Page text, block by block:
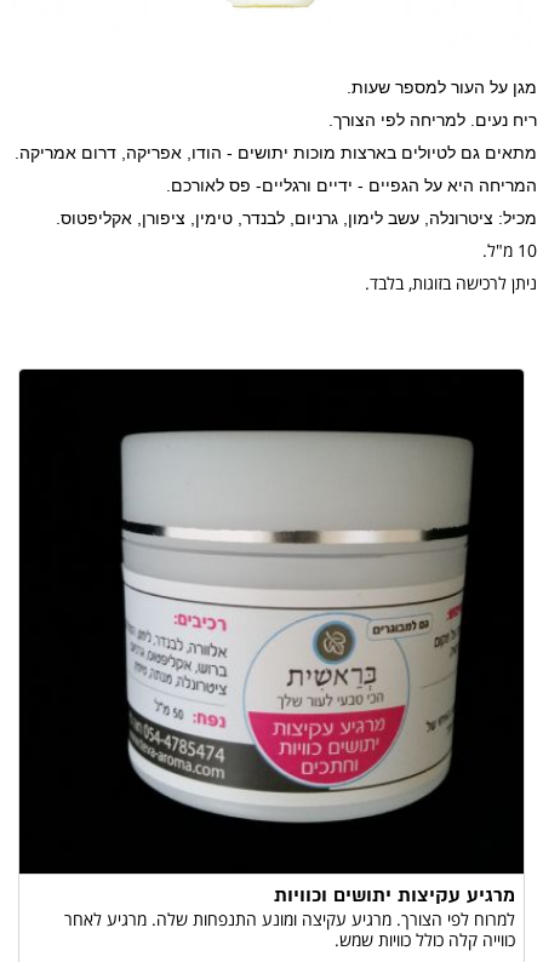
מגן על העור למספר שעות.
ריח נעים. למריחה לפי הצורך.
מתאים גם לטיולים בארצות מוכות יתושים - הודו, אפריקה, דרום אמריקה.
המריחה היא על הגפיים - ידיים ורגליים- פס לאורכם.
מכיל: ציטרונלה, עשב לימון, גרניום, לבנדר, טימין, ציפורן, אקליפטוס.
10 מ"ל.
ניתן לרכישה בזוגות, בלבד.
מרגיע עקיצות יתושים וכוויות
למרוח לפי הצורך. מרגיע עקיצה ומונע התנפחות שלה. מרגיע לאחר
כווייה קלה כולל כוויות שמש.